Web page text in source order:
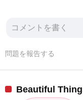
問題を報告する
Beautiful